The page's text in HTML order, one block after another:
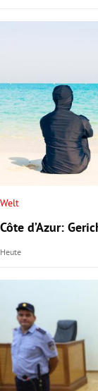
Welt
Côte d’Azur:
Heute